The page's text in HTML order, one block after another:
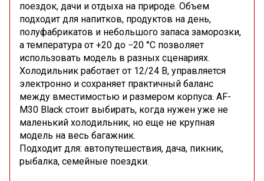
поездок, дачи и отдыха на природе. Объем
подходит для напитков, продуктов на день,
полуфабрикатов и небольшого запаса заморозки,
а температура от +20 до −20 °C позволяет
использовать модель в разных сценариях.
Холодильник работает от 12/24 В, управляется
электронно и сохраняет практичный баланс
между вместимостью и размером корпуса. AF-
M30 Black стоит выбирать, когда нужен уже не
маленький холодильник, но еще не крупная
модель на весь багажник.
Подходит для: автопутешествия, дача, пикник,
рыбалка, семейные поездки.